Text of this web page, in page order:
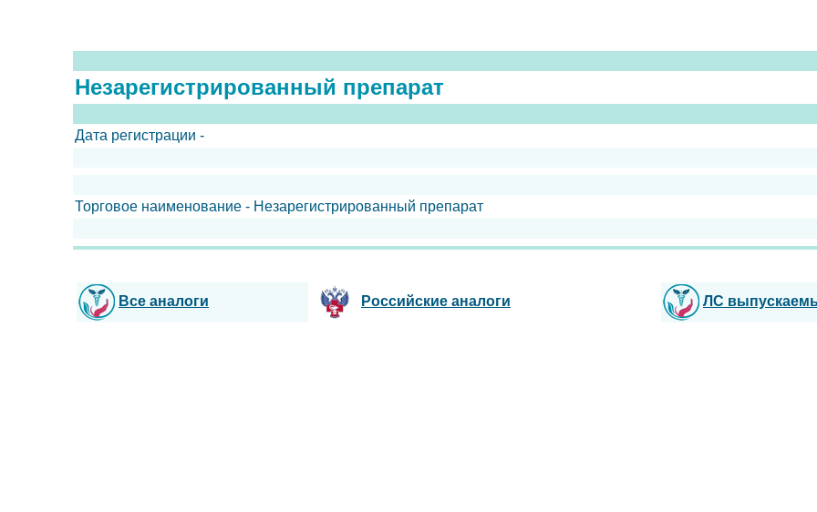
Незарегистрированный препарат
Дата регистрации -
Торговое наименование - Незарегистрированный препарат
Все аналоги Российские аналоги ЛС